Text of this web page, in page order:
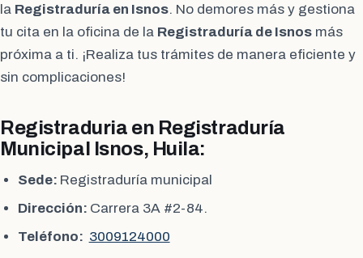
la Registraduría en Isnos. No demores más y gestiona
tu cita en la oficina de la Registraduría de Isnos más
próxima a ti. ¡Realiza tus trámites de manera eficiente y
sin complicaciones!
Registraduria en Registraduría
Municipal Isnos, Huila:
Sede: Registraduría municipal
Dirección: Carrera 3A #2-84.
Teléfono: 3009124000